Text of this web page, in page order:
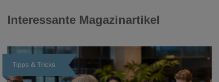
Interessante Magazinartikel
Tipps & Tricks